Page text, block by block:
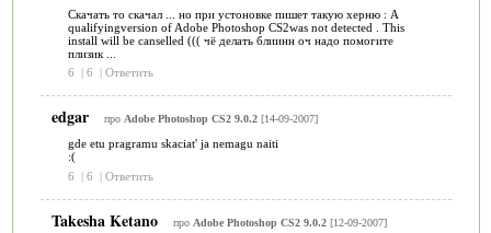
Скачать то скачал ... но при устоновке пишет такую херню : A
qualifyingversion of Adobe Photoshop CS2was not detected . This
install will be canselled ((( чё делать блиинн оч надо помогите
плизик ...
6
| 6 | Ответить
edgar про Adobe Photoshop CS2 9.0.2[14-09-2007]
gde etu pragramu skaciat' ja nemagu naiti
:(
6
| 6 | Ответить
Takesha Ketano про Adobe Photoshop CS2 9.0.2[12-09-2007]